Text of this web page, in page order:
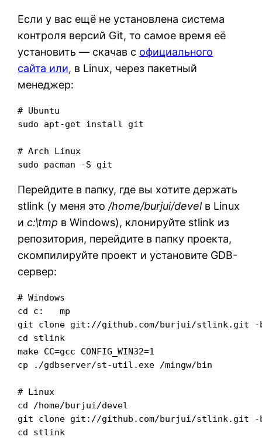
Если у вас ещё не установлена система
контроля версий Git, то самое время её
установить — скачав с официального
сайта или, в Linux, через пакетный
менеджер:
# Ubuntu
sudo apt-get install git
# Arch Linux
sudo pacman -S git
Перейдите в папку, где вы хотите держать
stlink (у меня это/home/burjui/develв Linux
иc:\tmp в Windows), клонируйте stlink из
репозитория, перейдите в папку проекта,
скомпилируйте проект и установите GDB-
сервер:
# Windows
cd c:	mp
git clone git://github.com/burjui/stlink.git -
cd stlink
make CC=gcc CONFIG_WIN32=1
cp ./gdbserver/st-util.exe /mingw/bin
# Linux
cd /home/burjui/devel
git clone git://github.com/burjui/stlink.git -
cd stlink